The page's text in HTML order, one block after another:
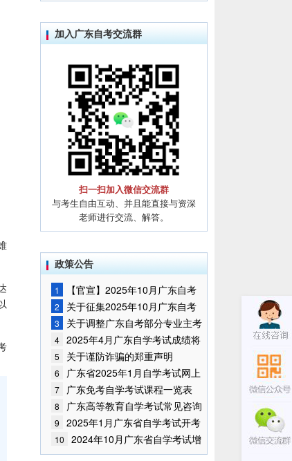
加入广东自考交流群
扫一扫加入微信交流群
与考生自由互动、并且能直接与资深
老师进行交流、解答。
政策公告
1
【官宣】2025年10月广东自考
报名时间通知
2
关于征集2025年10月广东自考
增加开考停考专业部分课程意向的
通告
3
关于调整广东自考部分专业主考
学校的通知
4 2025年4月广东自学考试成绩将
于5月9日公布
5 关于谨防诈骗的郑重声明
6
广东省2025年1月自学考试网上
报名报考须知
7 广东免考自学考试课程一览表
8
广东高等教育自学考试常见咨询
问题
9
2025年1月广东省自学考试开考
课程考试时间安排和使用教材的通
知
10
2024年10月广东省自学考试增
加一门开考课程的通告